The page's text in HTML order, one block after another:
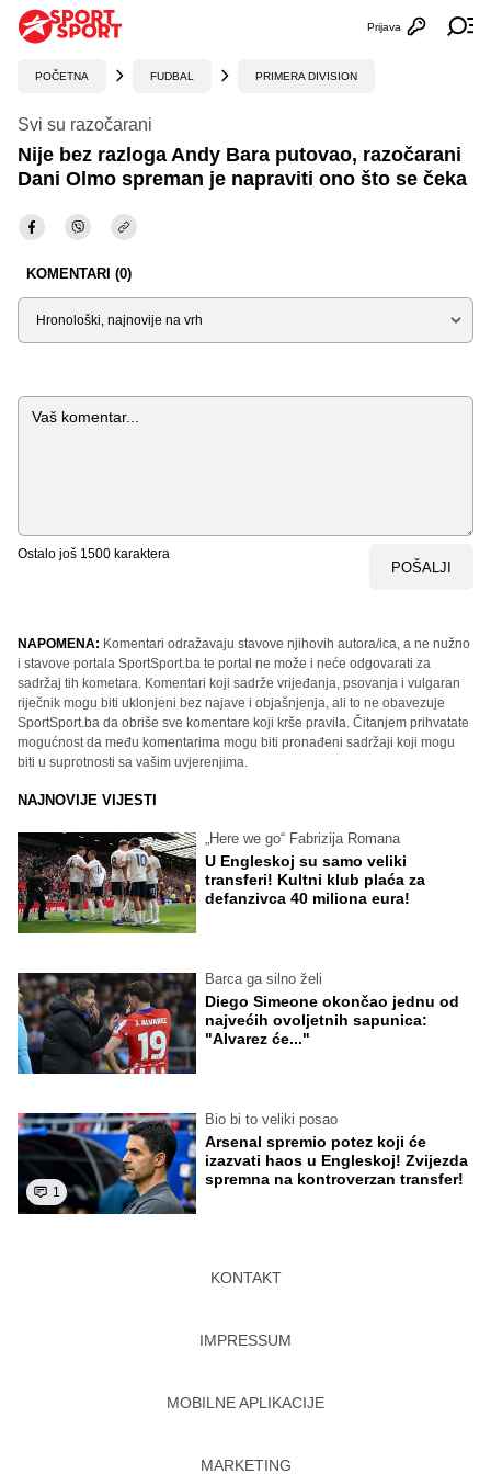
Otvori
Prijava
POČETNA FUDBAL PRIMERA DIVISION
Svi su razočarani
Nije bez razloga Andy Bara putovao, razočarani
Dani Olmo spreman je napraviti ono što se čeka
KOMENTARI (0)
Sortiraj
Komentar
Ostalo još 1500 karaktera
POŠALJI
NAPOMENA: Komentari odražavaju stavove njihovih autora/ica, a ne nužno
i stavove portala SportSport.ba te portal ne može i neće odgovarati za
sadržaj tih kometara. Komentari koji sadrže vrijeđanja, psovanja i vulgaran
riječnik mogu biti uklonjeni bez najave i objašnjenja, ali to ne obavezuje
SportSport.ba da obriše sve komentare koji krše pravila. Čitanjem prihvatate
mogućnost da među komentarima mogu biti pronađeni sadržaji koji mogu
biti u suprotnosti sa vašim uvjerenjima.
NAJNOVIJE VIJESTI
„Here we go“ Fabrizija Romana
U Engleskoj su samo veliki
transferi! Kultni klub plaća za
defanzivca 40 miliona eura!
Barca ga silno želi
Diego Simeone okončao jednu od
najvećih ovoljetnih sapunica:
"Alvarez će..."
1
Bio bi to veliki posao
Arsenal spremio potez koji će
izazvati haos u Engleskoj! Zvijezda
spremna na kontroverzan transfer!
KONTAKT
IMPRESSUM
MOBILNE APLIKACIJE
MARKETING